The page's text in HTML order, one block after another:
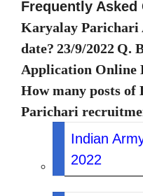
Frequently Asked
Karyalay Parichari
date? 23/9/2022 Q.
Application Online
How many posts
Parichari
Indian
2022